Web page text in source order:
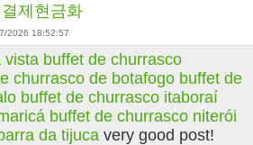
제현금화
2026 18:52:57
vista buffet de churrasco
churrasco de botafogo buffet de
buffet de churrasco itaboraí
buffet de churrasco niterói
da tijuca very good post!